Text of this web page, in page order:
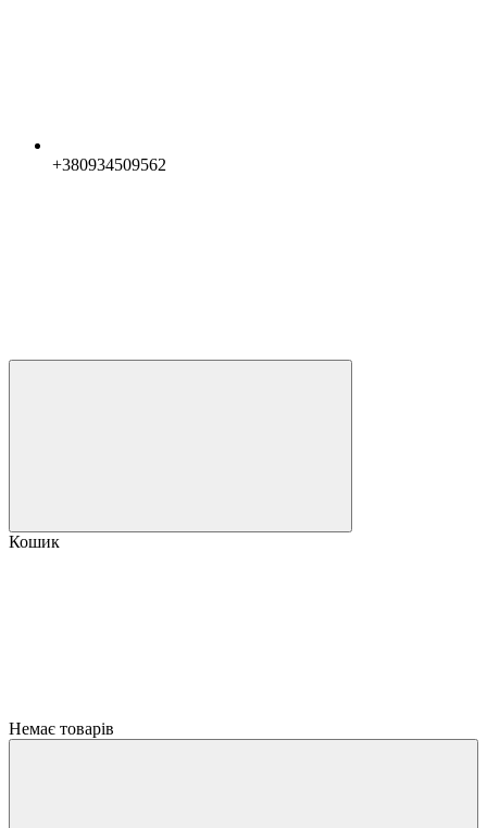
+380934509562
Кошик
Немає товарів